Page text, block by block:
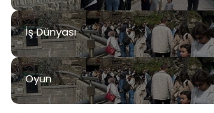
İş Dünyası
Oyun